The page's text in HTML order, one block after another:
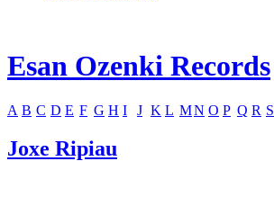
Esan Ozenki Records
A B C D E F G H I J K L MN O P Q R S
Joxe Ripiau